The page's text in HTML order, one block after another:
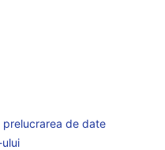
de date